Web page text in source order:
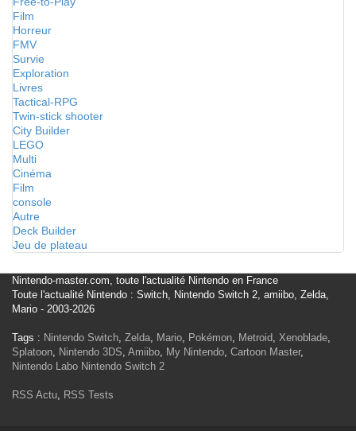
Film
Horreur
FMV
Survie
Exploration
Livres
Tactical-RPG
Twin-stick shooter
City Builder
LEGO
Multi
Cinéma
Film
console
Autre
Deck Builder
Jeu de plateau
Nintendo-master.com, toute l'actualité Nintendo en France
Toute l'actualité Nintendo : Switch, Nintendo Switch 2, amiibo, Zelda,
Mario - 2003-2026
Tags : Nintendo Switch, Zelda, Mario, Pokémon, Metroid, Xenoblade,
Splatoon, Nintendo 3DS, Amiibo, My Nintendo, Cartoon Master,
Nintendo Labo Nintendo Switch 2
RSS Actu, RSS Tests